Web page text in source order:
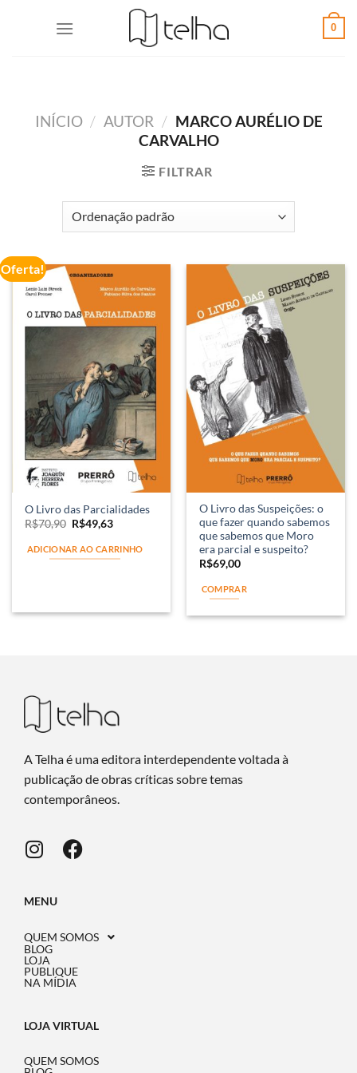
0
INÍCIO / AUTOR / MARCO AURÉLIO DE
CARVALHO
FILTRAR
Oferta!
O Livro das Parcialidades
R$70,90 R$49,63
ADICIONAR AO CARRINHO
O Livro das Suspeições: o
que fazer quando sabemos
que sabemos que Moro
era parcial e suspeito?
R$69,00
COMPRAR
A Telha é uma editora interdependente voltada à
publicação de obras críticas sobre temas
contemporâneos.
MENU
QUEM SOMOS
BLOG
LOJA
PUBLIQUE
NA MÍDIA
LOJA VIRTUAL
QUEM SOMOS